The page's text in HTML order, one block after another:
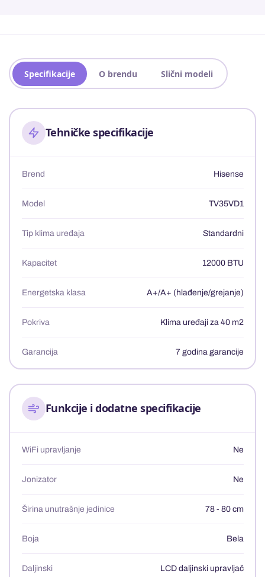
Specifikacije O brendu Slični modeli
Tehničke specifikacije
Brend Hisense
Model TV35VD1
Tip klima uređaja Standardni
Kapacitet 12000 BTU
Energetska klasa A+/A+ (hlađenje/grejanje)
Pokriva Klima uređaji za 40 m2
Garancija 7 godina garancije
Funkcije i dodatne specifikacije
WiFi upravljanje Ne
Jonizator Ne
Širina unutrašnje jedinice 78 - 80 cm
Boja Bela
Daljinski LCD daljinski upravljač